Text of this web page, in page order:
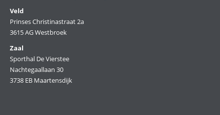
Veld
Prinses Christinastraat 2a
3615 AG Westbroek
Zaal
Sporthal De Vierstee
Nachtegaallaan 30
3738 EB Maartensdijk